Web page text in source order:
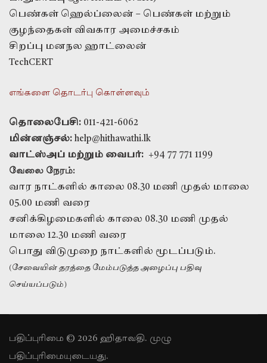
பெண்கள் ஹெல்ப்லைன் – பெண்கள் மற்றும்
குழந்தைகள் விவகார அமைச்சகம்
சிறப்பு மனநல ஹாட்லைன்
TechCERT
எங்களை தொடர்பு கொள்ளவும்
தொலைபேசி: 011-421-6062
மின்னஞ்சல்: help@hithawathi.lk
வாட்ஸ்அப் மற்றும் வைபர்: +94 77 771 1199
வேலை நேரம்:
வார நாட்களில் காலை 08.30 மணி முதல் மாலை
05.00 மணி வரை
சனிக்கிழமைகளில் காலை 08.30 மணி முதல்
மாலை 12.30 மணி வரை
பொது விடுமுறை நாட்களில் மூடப்படும்.
(சேவையின் தரத்தை மேம்படுத்த அழைப்பு பதிவு
செய்யப்படும்)
பதிப்புரிமை © 2026 ஹிதாவதி. முழு
பதிப்புரிமையுடையது.